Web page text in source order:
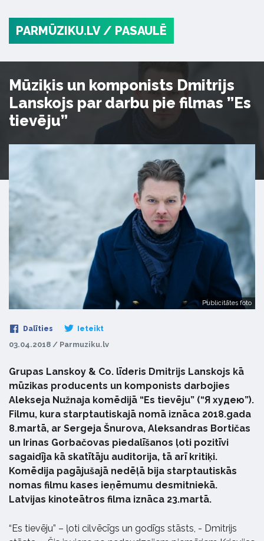
PARMŪZIKU.LV / PASAULĒ
Mūziķis un komponists Dmitrijs
Lanskojs par darbu pie filmas ”Es
tievēju”
Publicitātes foto
Dalīties Ieteikt
03.04.2018 / Parmuziku.lv
Grupas Lanskoy & Co. līderis Dmitrijs Lanskojs kā
mūzikas producents un komponists darbojies
Alekseja Nužnaja komēdijā “Es tievēju” (“Я худею”).
Filmu, kura starptautiskajā nomā iznāca 2018.gada
8.martā, ar Sergeja Šnurova, Aleksandras Bortičas
un Irinas Gorbačovas piedalīšanos ļoti pozitīvi
sagaidīja kā skatītāju auditorija, tā arī kritiķi.
Komēdija pagājušajā nedēļā bija starptautiskās
nomas filmu kases ieņēmumu desmitniekā.
Latvijas kinoteātros filma iznāca 23.martā.
“Es tievēju” – ļoti cilvēcīgs un godīgs stāsts, - Dmitrijs